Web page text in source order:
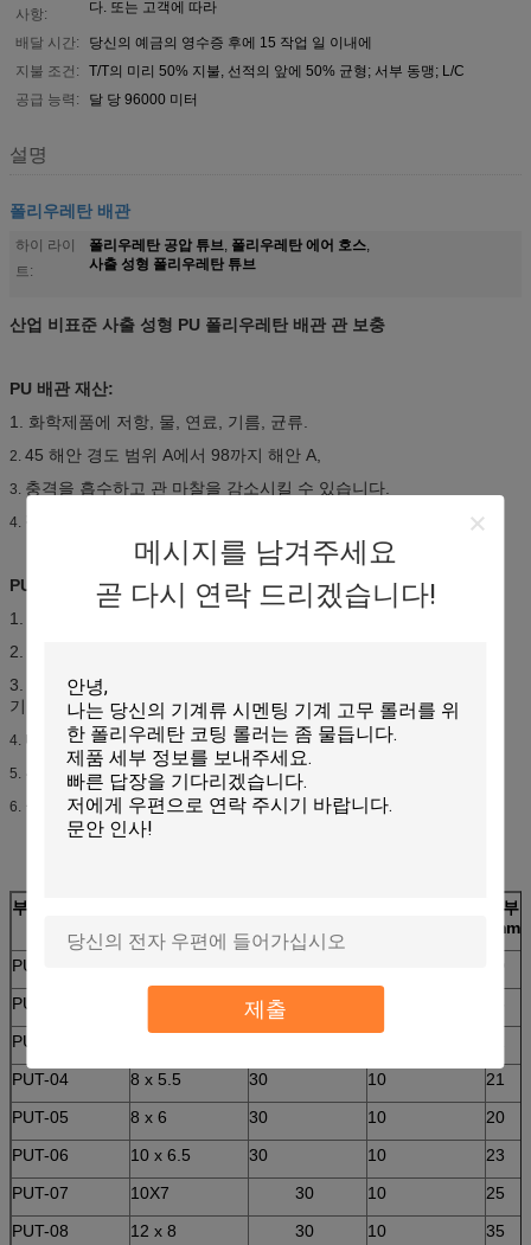
메시지를 남겨주세요
곧 다시 연락 드리겠습니다!
제출
사항:
다. 또는 고객에 따라
배달 시간:
당신의 예금의 영수증 후에 15 작업 일 이내에
지불 조건:
T/T의 미리 50% 지불, 선적의 앞에 50% 균형; 서부 동맹; L/C
공급 능력:
달 당 96000 미터
설명
폴리우레탄 배관
하이 라이
트:
폴리우레탄 공압 튜브, 폴리우레탄 에어 호스,
사출 성형 폴리우레탄 튜브
산업 비표준 사출 성형 PU 폴리우레탄 배관 관 보충
PU 배관 재산:
1. 화학제품에 저항, 물, 연료, 기름, 균류.
2. 45 해안 경도 범위 A에서 98까지 해안 A,
3. 충격을 흡수하고 관 마찰을 감소시킬 수 있습니다.
4.
PU 배관 사용법:
1. 산업 압축 공기를 넣은 공구, 잠재력에 순서 관리
2. 가스관, 자동 일관 작업, 계기 & 장비의 실험실,
3. 전송선, 로봇 공학, 비 부식성 화학 전달계, 물 전송 & 뜰을 만들
기 Lube.
4. 다른 유동성과 비 부식성 기름 급수하거든.
5. 부속품 (손잡이와 같은)
6. 금속과 전자 제품 방어적인 외투.
부품 번호.
구부
(mm)
PUT-01
PUT-02
30
PUT-03
PUT-04
8 x 5.5 30 10
21
PUT-05
8 x 6 30 10
20
PUT-06
10 x 6.5 30 10
23
PUT-07
10X7 30 10
25
PUT-08
12 x 8 30 10
35